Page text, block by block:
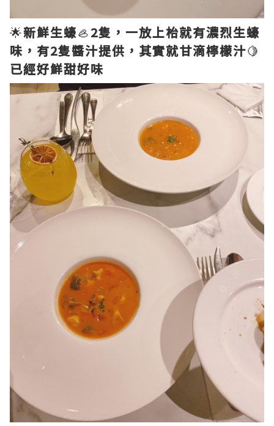
🌟新鮮生蠔🦪2隻，一放上枱就有濃烈生蠔
味，有2隻醬汁提供，其實就甘滴檸檬汁🍋
已經好鮮甜好味